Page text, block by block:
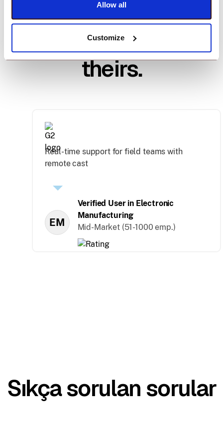
Allow all
Customize
Don’t just take our
word for it. Take
theirs.
Real-time support for field teams with
remote cast
EM
Verified User in Electronic
Manufacturing
Mid-Market (51-1000 emp.)
Sıkça sorulan sorular